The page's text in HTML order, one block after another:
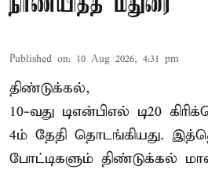
Published on: 10 Aug 2026, 4:31 pm
திண்டுக்கல்,
10-வது டிஎன்பிஎல் டி20
4ம் தேதி தொடங்கியது.
போட்டிகளும் திண்டுக்கல்